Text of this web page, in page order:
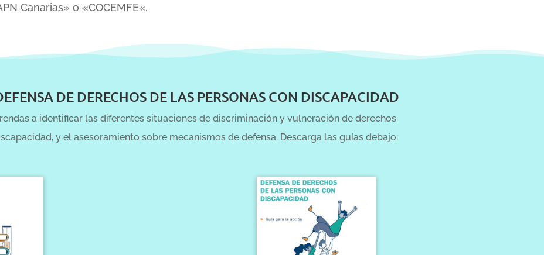
Canarias» o «COCEMFE«.
DE DERECHOS DE LAS PERSONAS CON DISCAPACIDAD
a identificar las diferentes situaciones de discriminación y vulneración de derechos
y el asesoramiento sobre mecanismos de defensa. Descarga las guías debajo: